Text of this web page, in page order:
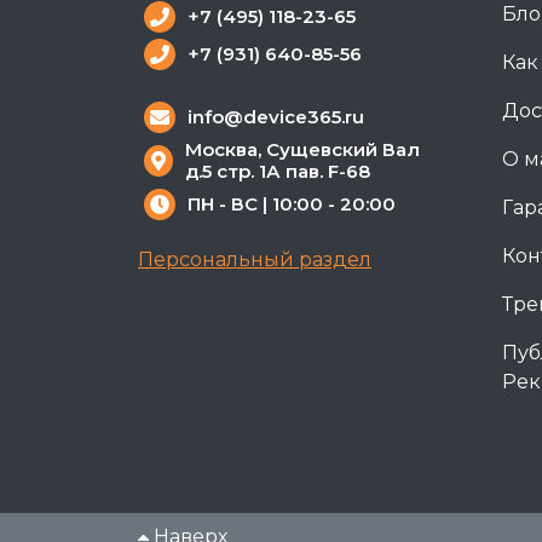
О
+7 (495) 118-23-65
+7 (931) 640-85-56
info@device365.ru
Москва, Сущевский Вал
д.5 стр. 1А пав. F-68
ПН - ВС | 10:00 - 20:00
Персональный раздел
Наверх